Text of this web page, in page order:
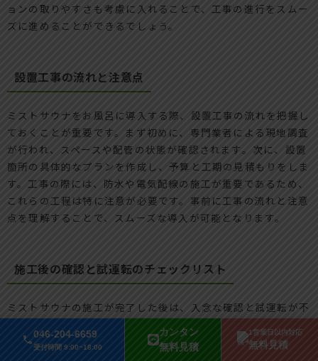
046-204-6659
受付時間 9:00~18:00
カンタン
無料見積
1営業日以内対応
無料見積
ョンの取りやすさも考慮に入れることで、工事の進行をスムー
ズに進めることができるでしょう。
設置工事の流れと注意点
ミストサウナをお風呂に導入する際、設置工事の流れを把握し
ておくことが重要です。まず初めに、専門業者による現地調査
が行われ、スペースや配管の状態が確認されます。次に、設置
箇所の具体的なプランを作成し、予算と工期の見積もりをしま
す。工事の際には、防水や電気配線の施工が重要であるため、
これらの工程は特に注意が必要です。事前に工事の流れと注意
点を理解することで、スムーズな導入が可能となります。
施工後の確認と試運転のチェックリスト
ミストサウナの施工が完了した後は、入念な確認と試運転が不
正常に作動するかをチェックします。さらに、電気系統や配管